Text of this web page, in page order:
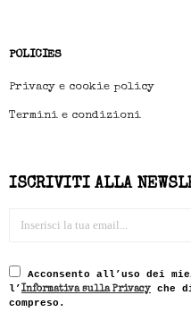
POLICIES
Privacy e cookie policy
Termini e condizioni
ISCRIVITI ALLA
Acconsento all’uso dei
l’Informativa sulla Privacy che
compreso.